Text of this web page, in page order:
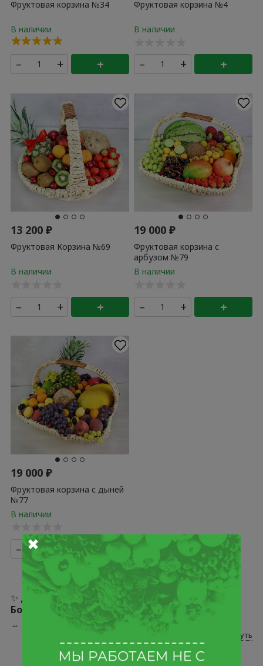
Фруктовая корзина №34
– + +
Фруктовая корзина №4
– + +
13 200₽
Фруктовая Корзина №69
– + +
19 000₽
Фруктовая корзина с
арбузом №79
– + +
19 000₽
Фруктовая корзина с дыней
№77
– + +
✨ Добро пожаловать в раздел
«Начальнику /
Боссу»
интернет-магазина Fruity Style.
🍍 Здесь — только отборные позиции. Каждую мы
лично проверяем, отбираем и аккуратно
упаковываем. Да, это дольше. Но иначе никак: наша
Развернуть
✖